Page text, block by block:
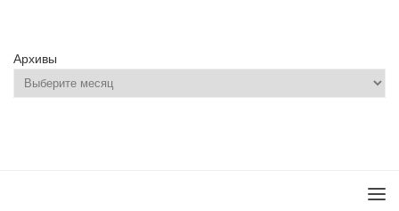
Архивы